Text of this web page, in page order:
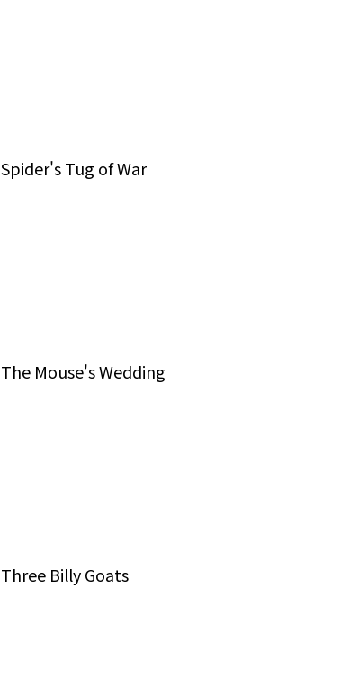
Spider's Tug of War
The Mouse's Wedding
Three Billy Goats